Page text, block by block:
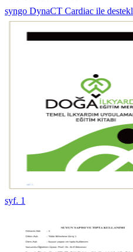
syngo DynaCT Cardiac ile
syf. 1